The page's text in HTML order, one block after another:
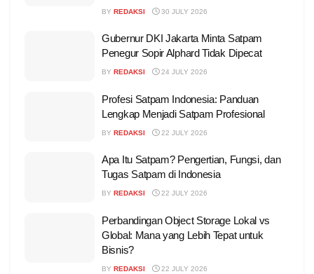
BY REDAKSI 30 JULY 2026
Gubernur DKI Jakarta Minta Satpam
Penegur Sopir Alphard Tidak Dipecat
BY REDAKSI 24 JULY 2026
Profesi Satpam Indonesia: Panduan
Lengkap Menjadi Satpam Profesional
BY REDAKSI 22 JULY 2026
Apa Itu Satpam? Pengertian, Fungsi, dan
Tugas Satpam di Indonesia
BY REDAKSI 22 JULY 2026
Perbandingan Object Storage Lokal vs
Global: Mana yang Lebih Tepat untuk
Bisnis?
BY REDAKSI 22 JULY 2026